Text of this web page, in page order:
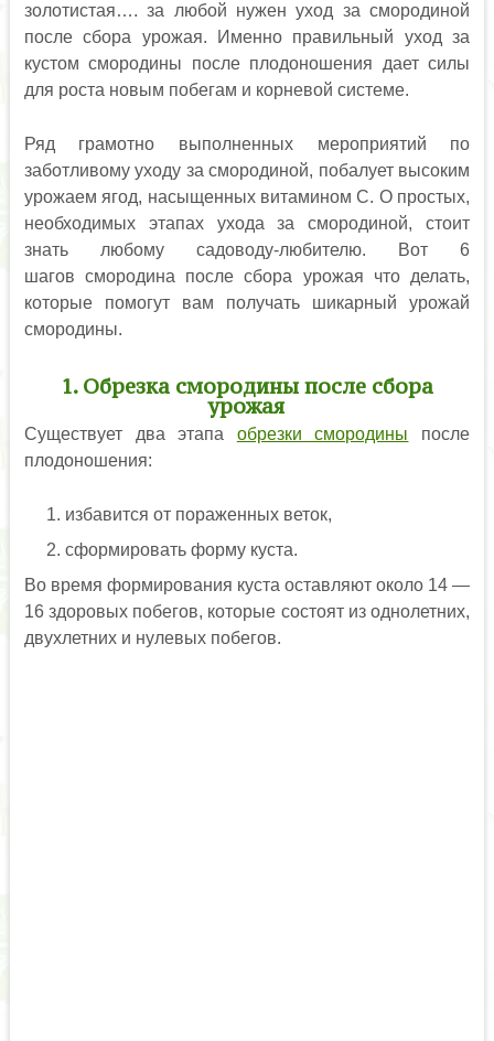
золотистая…. за любой нужен уход за смородиной
после сбора урожая. Именно правильный уход за
кустом смородины после плодоношения дает силы
для роста новым побегам и корневой системе.
Ряд грамотно выполненных мероприятий по
заботливому уходу за смородиной, побалует высоким
урожаем ягод, насыщенных витамином С. О простых,
необходимых этапах ухода за смородиной, стоит
знать любому садоводу-любителю. Вот 6
шагов смородина после сбора урожая что делать,
которые помогут вам получать шикарный урожай
смородины.
1. Обрезка смородины после сбора
урожая
Существует два этапа обрезки смородины после
плодоношения:
избавится от пораженных веток,
сформировать форму куста.
Во время формирования куста оставляют около 14 —
16 здоровых побегов, которые состоят из однолетних,
двухлетних и нулевых побегов.